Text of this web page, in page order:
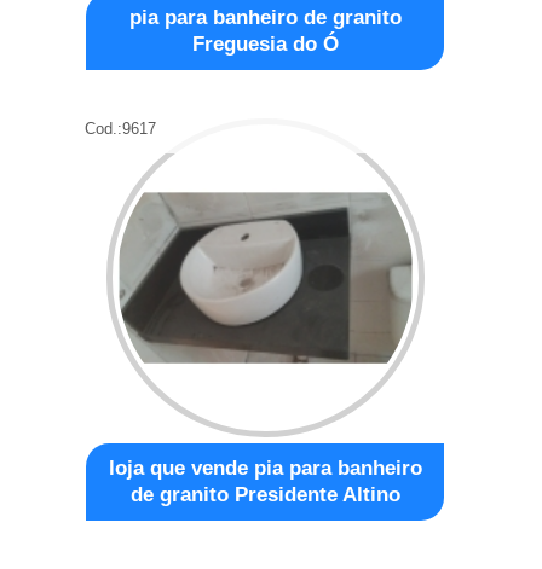
pia para banheiro de granito
Freguesia do Ó
Cod.:9617
loja que vende pia para banheiro
de granito Presidente Altino